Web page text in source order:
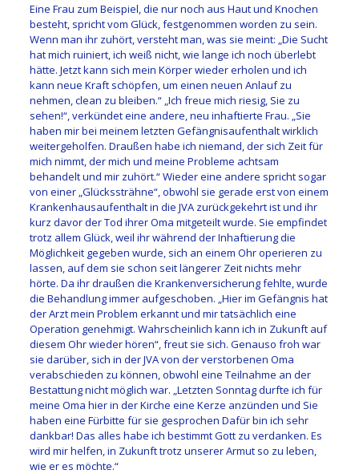
Eine Frau zum Beispiel, die nur noch aus Haut und Knochen
besteht, spricht vom Glück, festgenommen worden zu sein.
Wenn man ihr zuhört, versteht man, was sie meint: „Die Sucht
hat mich ruiniert, ich weiß nicht, wie lange ich noch überlebt
hätte. Jetzt kann sich mein Körper wieder erholen und ich
kann neue Kraft schöpfen, um einen neuen Anlauf zu
nehmen, clean zu bleiben.“ „Ich freue mich riesig, Sie zu
sehen!“, verkündet eine andere, neu inhaftierte Frau. „Sie
haben mir bei meinem letzten Gefängnisaufenthalt wirklich
weitergeholfen. Draußen habe ich niemand, der sich Zeit für
mich nimmt, der mich und meine Probleme achtsam
behandelt und mir zuhört.“ Wieder eine andere spricht sogar
von einer „Glückssträhne“, obwohl sie gerade erst von einem
Krankenhausaufenthalt in die JVA zurückgekehrt ist und ihr
kurz davor der Tod ihrer Oma mitgeteilt wurde. Sie empfindet
trotz allem Glück, weil ihr während der Inhaftierung die
Möglichkeit gegeben wurde, sich an einem Ohr operieren zu
lassen, auf dem sie schon seit längerer Zeit nichts mehr
hörte. Da ihr draußen die Krankenversicherung fehlte, wurde
die Behandlung immer aufgeschoben. „Hier im Gefängnis hat
der Arzt mein Problem erkannt und mir tatsächlich eine
Operation genehmigt. Wahrscheinlich kann ich in Zukunft auf
diesem Ohr wieder hören“, freut sie sich. Genauso froh war
sie darüber, sich in der JVA von der verstorbenen Oma
verabschieden zu können, obwohl eine Teilnahme an der
Bestattung nicht möglich war. „Letzten Sonntag durfte ich für
meine Oma hier in der Kirche eine Kerze anzünden und Sie
haben eine Fürbitte für sie gesprochen Dafür bin ich sehr
dankbar! Das alles habe ich bestimmt Gott zu verdanken. Es
wird mir helfen, in Zukunft trotz unserer Armut so zu leben,
wie er es möchte.“